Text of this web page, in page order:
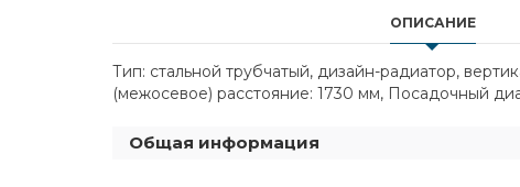
ОПИСАНИЕ
Тип: стальной трубчатый, дизайн-радиатор,
(межосевое) расстояние: 1730 мм, Посадочный
Общая информация